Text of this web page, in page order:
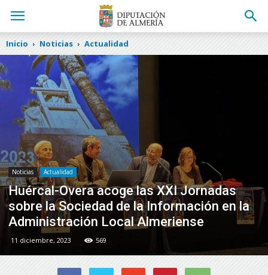
Inicio Noticias Actualidad
Noticias Actualidad
Huércal-Overa acoge las XXI Jornadas
sobre la Sociedad de la Información en la
Administración Local Almeriense
11 diciembre, 2023 569